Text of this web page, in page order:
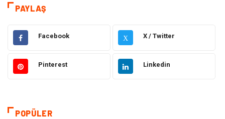
Dekorasyon
Gıda Elektrik Elektronik
Bilgisayar ve Yazılım Alışveriş
Hukuk
PAYLAŞ
Facebook X X / Twitter
Pinterest Linkedin
POPÜLER